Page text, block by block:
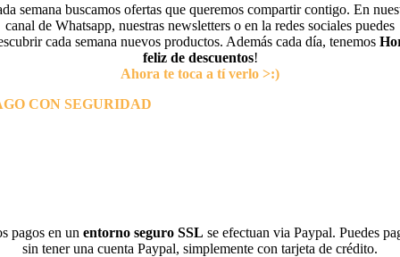
semana buscamos ofertas que queremos compartir contigo. En
canal de Whatsapp, nuestras newsletters o en la redes sociales puedes
cada semana nuevos productos. Además cada día, tenemos
feliz de descuentos!
Ahora te toca a tí verlo >:)
CON SEGURIDAD
pagos en un entorno seguro SSL se efectuan via Paypal. Puedes
sin tener una cuenta Paypal, simplemente con tarjeta de crédito.